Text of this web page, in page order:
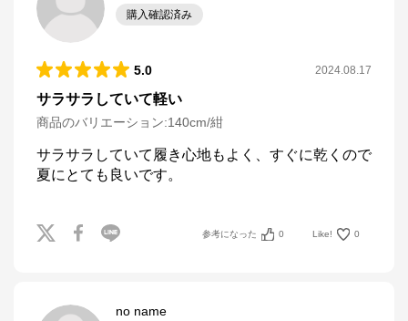
購入確認済み
5.0 2024.08.17
サラサラしていて軽い
商品のバリエーション:140cm/紺
サラサラしていて履き心地もよく、すぐに乾くので
夏にとても良いです。
参考になった 0 Like! 0
no name